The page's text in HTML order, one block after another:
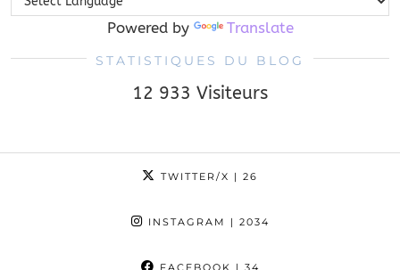
Powered by Translate
STATISTIQUES DU BLOG
12 933 Visiteurs
TWITTER/X | 26
INSTAGRAM | 2034